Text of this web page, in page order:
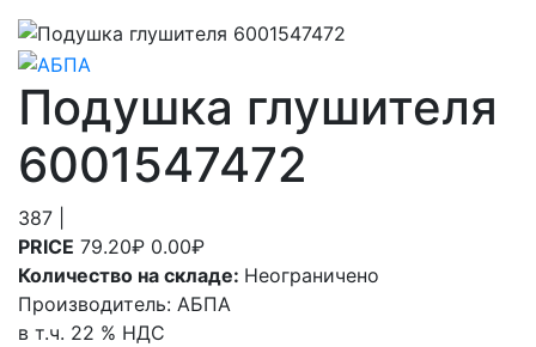
Подушка глушителя
6001547472
387
PRICE 79.20₽ 0.00₽
Количество на складе: Неограничено
Производитель: АБПА
в т.ч. 22 % НДС